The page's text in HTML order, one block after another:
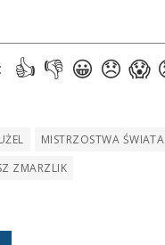
MISTRZOSTWA ŚWIATA
ZMARZLIK